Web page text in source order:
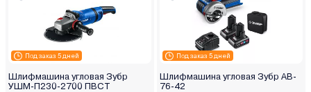
Под заказ 5 дней
Шлифмашина угловая Зубр
УШМ-П230-2700 ПВСТ
Под заказ 5 дней
Шлифмашина угловая Зубр AB-
76-42